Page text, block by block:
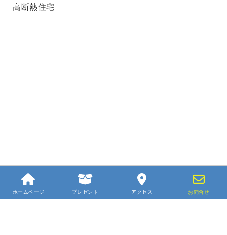
高断熱住宅
ホームページ プレゼント アクセス お問合せ